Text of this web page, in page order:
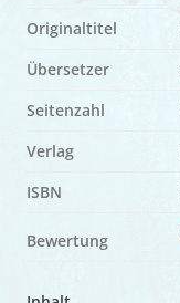
Originaltitel
Übersetzer
Seitenzahl
Verlag
ISBN
Bewertung